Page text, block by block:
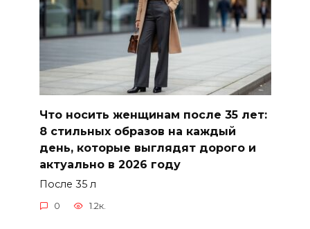
Что носить женщинам после 35 лет:
8 стильных образов на каждый
день, которые выглядят дорого и
актуально в 2026 году
После 35 л
0 1.2к.